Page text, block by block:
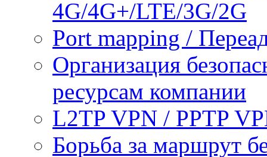
4G/4G+/LTE/3G/2G
Port mapping /
Организация
ресурсам компании
L2TP VPN / PPTP
Борьба за маршрут